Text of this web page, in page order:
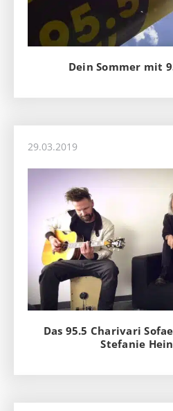
Dein Sommer mit
29.03.2019
Das 95.5 Charivari
Stefanie